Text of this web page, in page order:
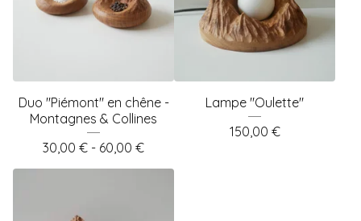
Duo "Piémont" en chêne -
Montagnes & Collines
30,00 € - 60,00 €
Lampe "Oulette"
150,00 €